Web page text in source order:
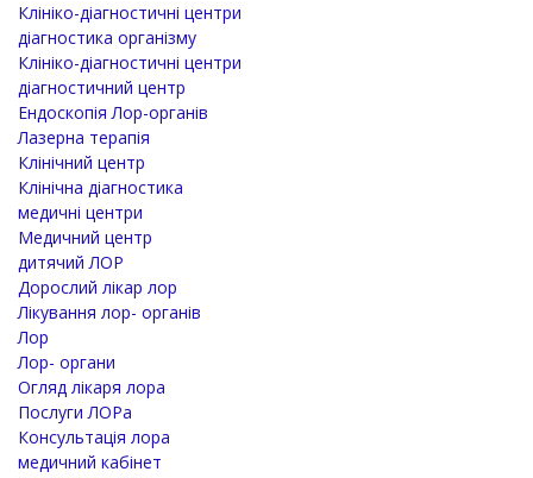
Клініко-діагностичні центри
діагностика організму
Клініко-діагностичні центри
діагностичний центр
Ендоскопія Лор-органів
Лазерна терапія
Клінічний центр
Клінічна діагностика
медичні центри
Медичний центр
дитячий ЛОР
Дорослий лікар лор
Лікування лор- органів
Лор
Лор- органи
Огляд лікаря лора
Послуги ЛОРа
Консультація лора
медичний кабінет